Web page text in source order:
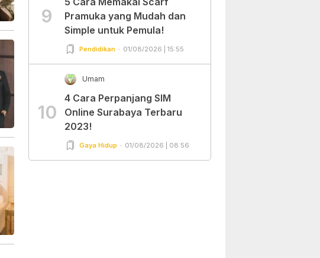
9
Pramuka yang Mudah dan
Simple untuk Pemula!
Pendidikan 01/08/2026 | 15:55
10
Umam
4 Cara Perpanjang SIM
Online Surabaya Terbaru
2023!
Gaya Hidup 01/08/2026 | 08:56